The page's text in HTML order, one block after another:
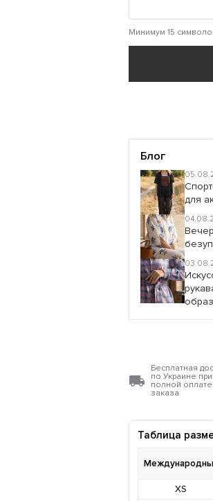
Минимум 15
Блог
для
образ
Бесплатная
по Украине при
полной оплате
заказа
Таблица
XS